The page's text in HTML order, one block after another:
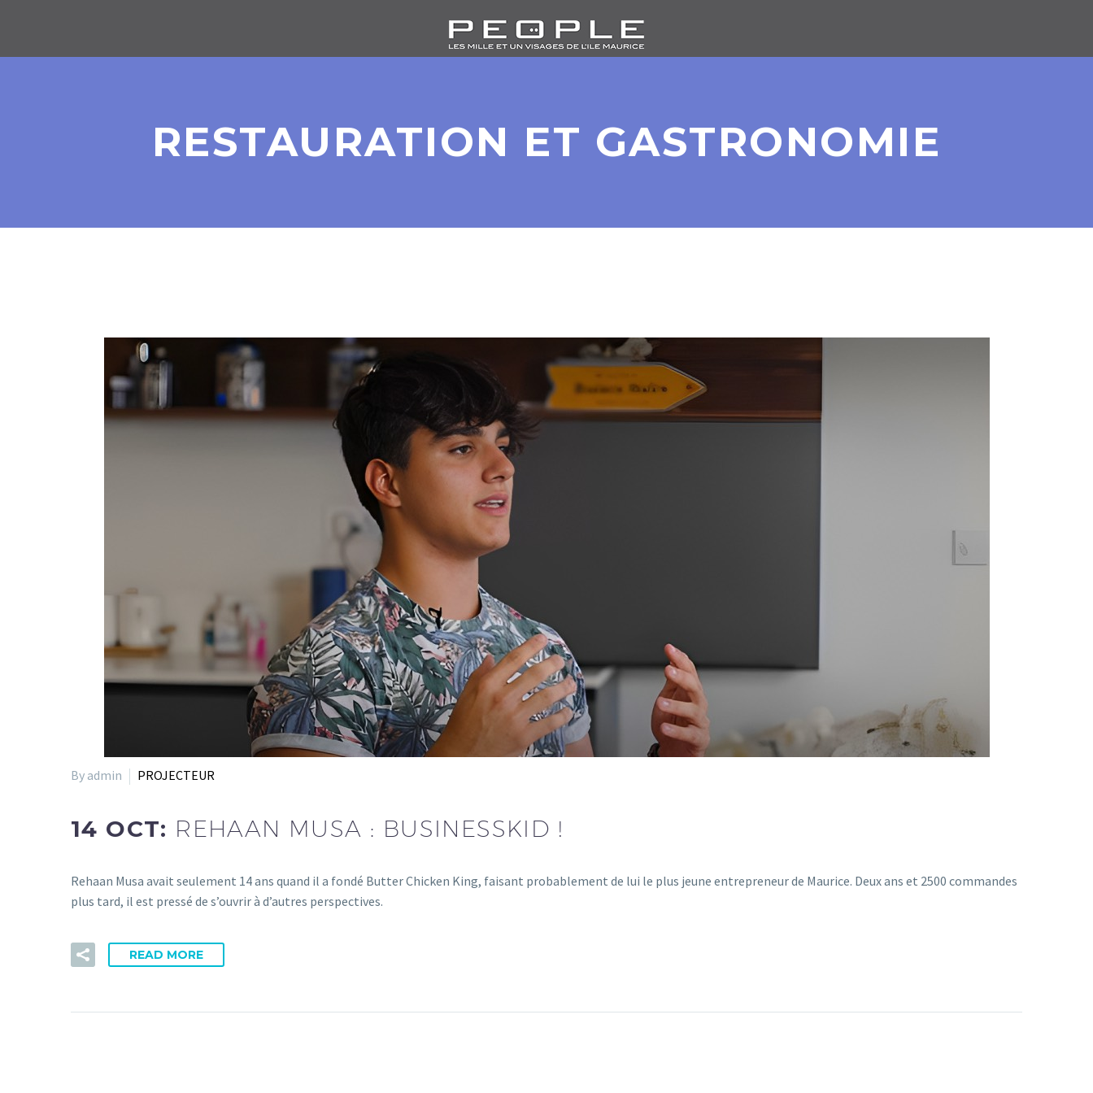
RESTAURATION ET GASTRONOMIE
By admin PROJECTEUR
14 OCT: REHAAN MUSA : BUSINESSKID !
Rehaan Musa avait seulement 14 ans quand il a fondé Butter Chicken King, faisant probablement de lui le plus jeune entrepreneur de Maurice. Deux ans et 2500 commandes
plus tard, il est pressé de s’ouvrir à d’autres perspectives.
READ MORE